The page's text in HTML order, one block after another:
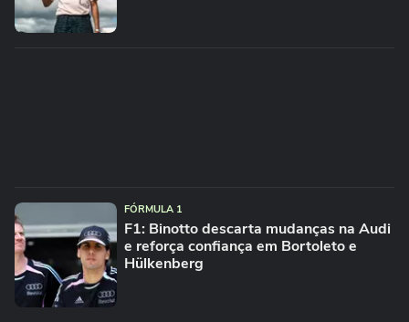
FÓRMULA 1
F1: Binotto descarta mudanças na Audi
e reforça confiança em Bortoleto e
Hülkenberg